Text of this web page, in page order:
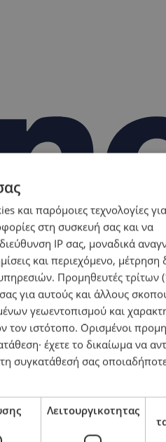
και παρόμοιες τεχνολογίες
στη συσκευή σας και να
IP σας, μοναδικά
και περιεχόμενο,
Προμηθευτές τρίτων
για αυτούς και άλλους
γεωεντοπισμού και
τον ιστότοπο. Ορισμένοι
έχετε το δικαίωμα να
συγκατάθεσή σας
Λειτουργικοτητας